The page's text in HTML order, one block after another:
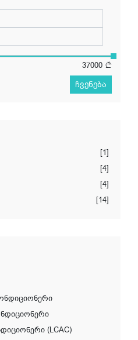
37000
ჩვენება
[1]
[4]
[4]
[14]
(LCAC)